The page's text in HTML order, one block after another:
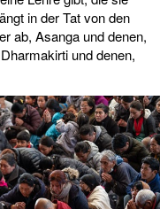
in der Tat von den
ab, Asanga und denen,
und denen,